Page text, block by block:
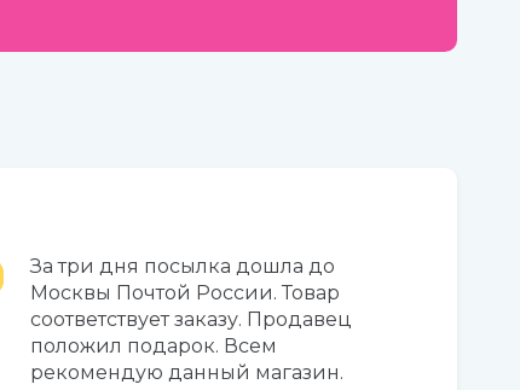
За три дня посылка дошла до
Москвы Почтой России. Товар
соответствует заказу. Продавец
положил подарок. Всем
рекомендую данный магазин.